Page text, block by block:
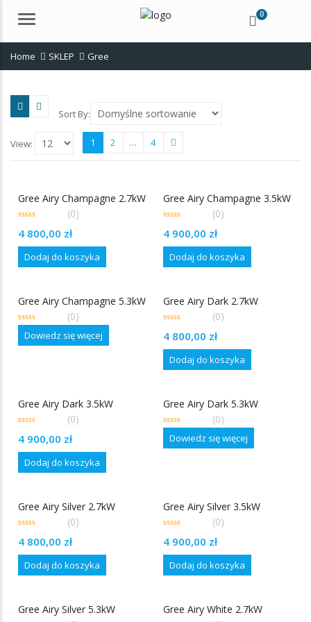
Menu 0
Home SKLEP Gree
Sort By:
View: 1 2 … 4
Gree Airy Champagne 2.7kW
out
(0)
4 800,00 zł
Dodaj do koszyka
Gree Airy Champagne 3.5kW
out
(0)
4 900,00 zł
Dodaj do koszyka
Gree Airy Champagne 5.3kW
out
of
(0)
Dowiedz się więcej
Gree Airy Dark 2.7kW
out
(0)
4 800,00 zł
Dodaj do koszyka
Gree Airy Dark 3.5kW
out
(0)
4 900,00 zł
Dodaj do koszyka
Gree Airy Dark 5.3kW
out
of
(0)
Dowiedz się więcej
Gree Airy Silver 2.7kW
out
(0)
4 800,00 zł
Dodaj do koszyka
Gree Airy Silver 3.5kW
out
(0)
4 900,00 zł
Dodaj do koszyka
Gree Airy Silver 5.3kW Gree Airy White 2.7kW